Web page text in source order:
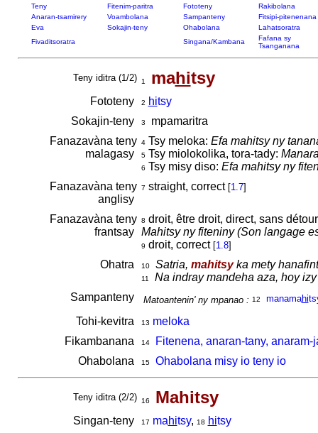
Teny Fitenim-paritra Fototeny
Rakibolana
Anaran-tsamirery
Voambolana Sampanteny
Fitsipi-pitenenana
Eva
Sokajin-teny Ohabolana
Lahatsoratra
Fivaditsoratra
Singana/Kambana
Fafana sy
Tsanganana
Teny iditra (1/2) 1 mahitsy
Fototeny 2 hitsy
Sokajin-teny
3
mpamaritra
Fanazavàna teny
malagasy
4Tsy meloka: Efa mahitsy ny
5Tsy miolokolika, tora-tady:
6 Tsy misy diso: Efa mahitsy ny
Fanazavàna teny
anglisy
7 straight, correct [1.7]
Fanazavàna teny
frantsay
8 droit, être droit, direct, sans
Mahitsy ny fiteniny (Son langage
9 droit, correct [1.8]
Ohatra 10 Satria, mahitsyka mety
11
Na indray mandeha aza, hoy
Sampanteny
Matoantenin' ny mpanao : 12 manamahi
Tohi-kevitra 13 meloka
Fikambanana
14
Fitenena, anaran-tany,
Ohabolana
15 Ohabolana misy io teny io
Teny iditra (2/2) 16 Mahitsy
Singan-teny 17 mahitsy, 18 hitsy